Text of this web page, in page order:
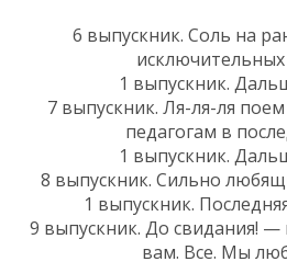
6 выпускник. Соль на
исключительных
1 выпускник.
7 выпускник. Ля-ля-ля
педагогам в
1 выпускник.
8 выпускник. Сильно
1 выпускник.
9 выпускник. До свидания!
вам. Все. Мы